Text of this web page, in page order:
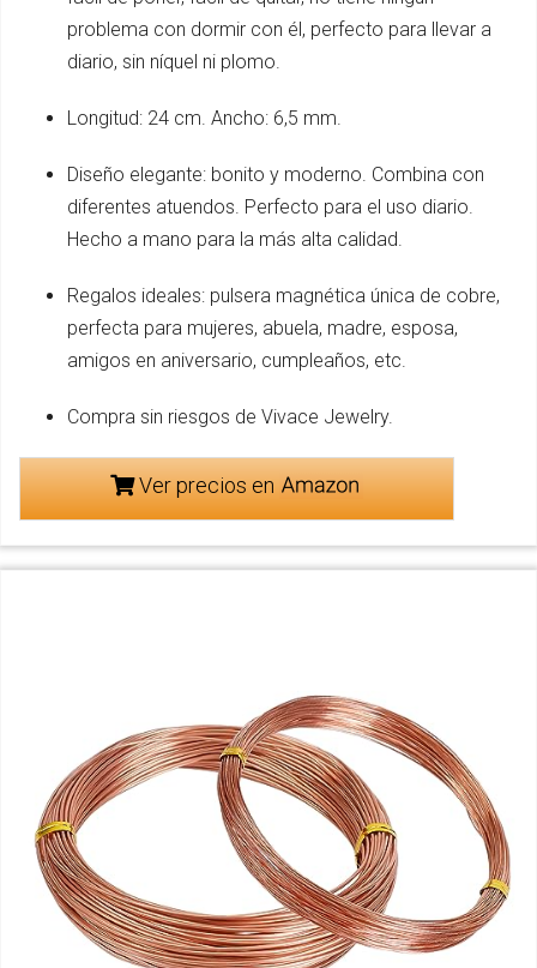
problema con dormir con él, perfecto para llevar a
diario, sin níquel ni plomo.
Longitud: 24 cm. Ancho: 6,5 mm.
Diseño elegante: bonito y moderno. Combina con
diferentes atuendos. Perfecto para el uso diario.
Hecho a mano para la más alta calidad.
Regalos ideales: pulsera magnética única de cobre,
perfecta para mujeres, abuela, madre, esposa,
amigos en aniversario, cumpleaños, etc.
Compra sin riesgos de Vivace Jewelry.
Ver precios en